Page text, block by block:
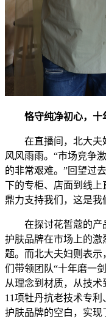
恪守纯净初心，十
在直播间，北大夫
风风雨雨。“市场竞争
的非常艰难。”回望过
下的专柜、店面到线
鼎力支持我们，这是我
在探讨花皙蔻的产
护肤品牌在市场上的激
题。而北大夫妇则表
们带领团队“十年磨一
从理念到材质，从技术
11项牡丹抗老技术专
护肤品牌的空白，实